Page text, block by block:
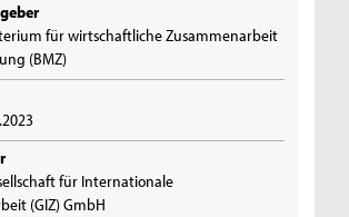
für wirtschaftliche Zusammenarbeit
(BMZ)
für Internationale
(GIZ) GmbH